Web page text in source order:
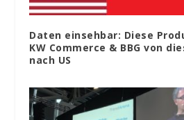
Daten einsehbar: Diese
KW Commerce & BBG von
nach US